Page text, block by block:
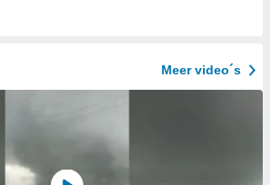
Meer video´s